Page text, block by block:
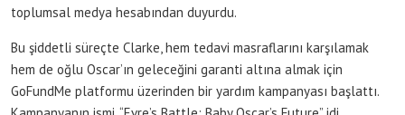
toplumsal medya hesabından duyurdu.
Bu şiddetli süreçte Clarke, hem tedavi masraflarını karşılamak
hem de oğlu Oscar’ın geleceğini garanti altına almak için
GoFundMe platformu üzerinden bir yardım kampanyası başlattı.